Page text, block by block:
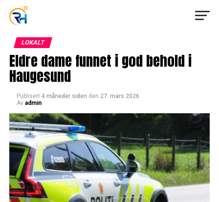
LOKALT
Eldre dame funnet i god behold i
Haugesund
Publisert 4 måneder siden den 27. mars 2026
Av admin